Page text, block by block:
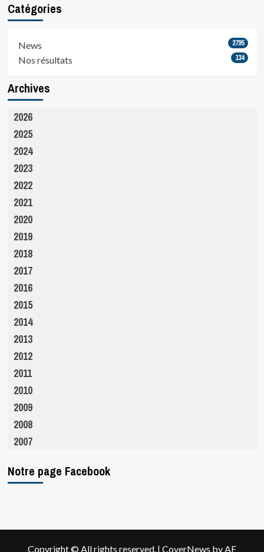
Catégories
News 2795
Nos résultats 134
Archives
2026
2025
2024
2023
2022
2021
2020
2019
2018
2017
2016
2015
2014
2013
2012
2011
2010
2009
2008
2007
Notre page Facebook
Copyright © All rights reserved.| CoverNews by AF